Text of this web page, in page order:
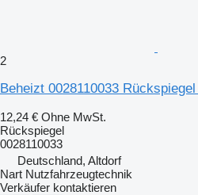
2
Beheizt 0028110033
12,24 € Ohne MwSt.
Rückspiegel
0028110033
Deutschland, Altdorf
Nart Nutzfahrzeugtechnik
Verkäufer kontaktieren